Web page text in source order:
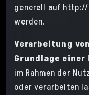
generell auf http://
werden.
Verarbeitung
Grundlage
im Rahmen der
oder verarbeiten